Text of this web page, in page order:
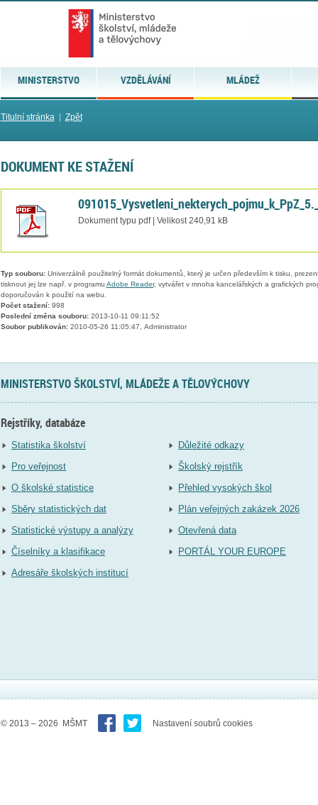
MINISTERSTVO VZDĚLÁVÁNÍ MLÁDEŽ
Titulní stránka| Zpět
DOKUMENT KE STAŽENÍ
Dokument typu pdf | Velikost 240,91 kB
Typ souboru:Univerzálně použitelný formát dokumentů, který je určen především k tisku,
tisknout jej lze např. v programu Adobe Reader, vytvářet v mnoha kancelářských a grafických
doporučován k použití na webu.
Počet stažení:998
Poslední změna souboru:2013-10-11 09:11:52
Soubor publikován:2010-05-26 11:05:47, Administrator
MINISTERSTVO ŠKOLSTVÍ, MLÁDEŽE A TĚLOVÝCHOVY
Rejstříky, databáze
Statistika školství
Pro veřejnost
O školské statistice
Sběry statistických dat
Statistické výstupy a analýzy
Číselníky a klasifikace
Adresáře školských institucí
Důležité odkazy
Školský rejstřík
Přehled vysokých škol
Plán veřejných zakázek 2026
Otevřená data
PORTÁL YOUR EUROPE
© 2013 – 2026 MŠMT Nastavení soubrů cookies